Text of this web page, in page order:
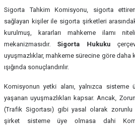
Sigorta Tahkim Komisyonu, sigorta
sağlayan kişiler ile sigorta şirketleri
kurulmuş, kararları mahkeme ilamı
mekanizmasıdır. Sigorta Hukuku
uyuşmazlıklar, mahkeme sürecine göre daha
ışığında sonuçlandırılır.
Komisyonun yetki alanı, yalnızca
yaşanan uyuşmazlıkları kapsar. Ancak,
(Trafik Sigortası) gibi yasal olarak
şirket sisteme üye olmasa dahi